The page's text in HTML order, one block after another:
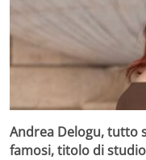
Andrea Delogu, tutto
famosi, titolo di studio